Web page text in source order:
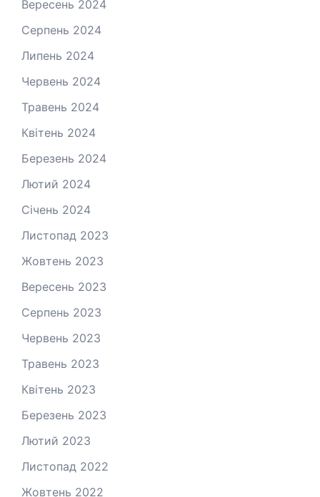
Вересень 2024
Серпень 2024
Липень 2024
Червень 2024
Травень 2024
Квітень 2024
Березень 2024
Лютий 2024
Січень 2024
Листопад 2023
Жовтень 2023
Вересень 2023
Серпень 2023
Червень 2023
Травень 2023
Квітень 2023
Березень 2023
Лютий 2023
Листопад 2022
Жовтень 2022